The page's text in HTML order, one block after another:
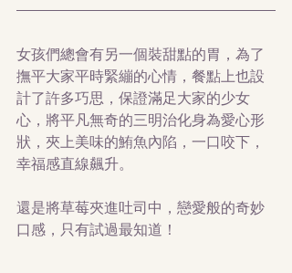
女孩們總會有另一個裝甜點的胃，為了
撫平大家平時緊繃的心情，餐點上也設
計了許多巧思，保證滿足大家的少女
心，將平凡無奇的三明治化身為愛心形
狀，夾上美味的鮪魚內陷，一口咬下，
幸福感直線飆升。
還是將草莓夾進吐司中，戀愛般的奇妙
口感，只有試過最知道！